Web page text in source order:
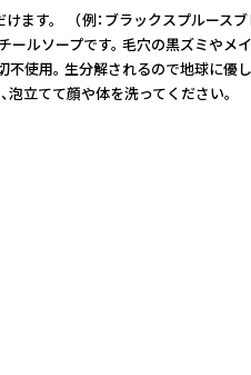
。 （例：ブラックスプ
す。 毛穴の黒ズミやメ
用。 生分解されるので地
立てて顔や体を洗ってください。